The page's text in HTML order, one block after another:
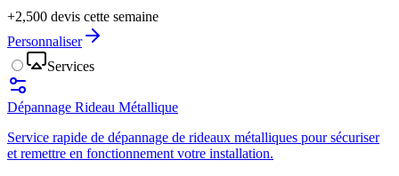
+2,500 devis cette semaine
Personnaliser
Services
Dépannage Rideau Métallique
Service rapide de dépannage de rideaux métalliques pour sécuriser
et remettre en fonctionnement votre installation.